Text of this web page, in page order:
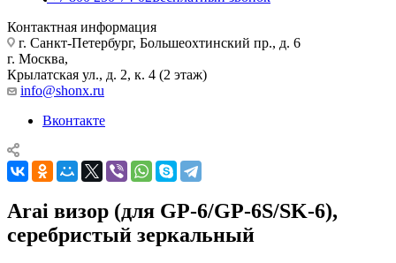
Контактная информация
г. Санкт-Петербург, Большеохтинский пр., д. 6
г. Москва,
Крылатская ул., д. 2, к. 4 (2 этаж)
info@shonx.ru
Вконтакте
Arai визор (для GP-6/GP-6S/SK-6),
серебристый зеркальный